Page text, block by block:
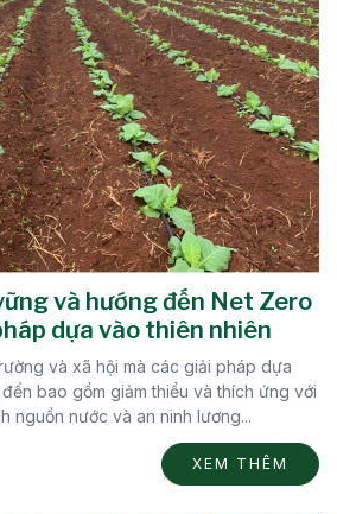
và hướng đến Net Zero
dựa vào thiên nhiên
và xã hội mà các giải pháp dựa
bao gồm giảm thiểu và thích ứng với
nguồn nước và an ninh lương...
XEM THÊM